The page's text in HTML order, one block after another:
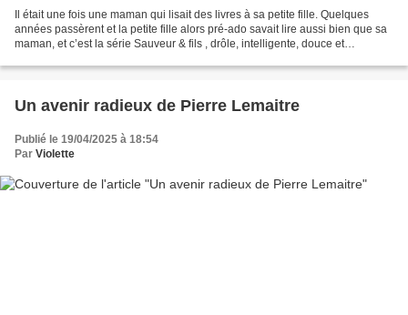
Il était une fois une maman qui lisait des livres à sa petite fille. Quelques
années passèrent et la petite fille alors pré-ado savait lire aussi bien que sa
maman, et c’est la série Sauveur & fils , drôle, intelligente, douce et
Un avenir radieux de Pierre Lemaitre
Publié le 19/04/2025 à 18:54
Par Violette